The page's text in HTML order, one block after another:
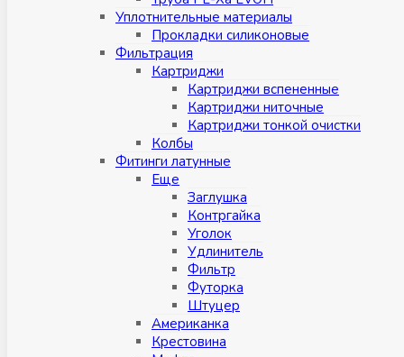
Уплотнительные материалы
Прокладки силиконовые
Фильтрация
Картриджи
Картриджи вспененные
Картриджи ниточные
Картриджи тонкой очистки
Колбы
Фитинги латунные
Eщe
Заглушка
Контргайка
Уголок
Удлинитель
Фильтр
Футорка
Штуцер
Американка
Крестовина